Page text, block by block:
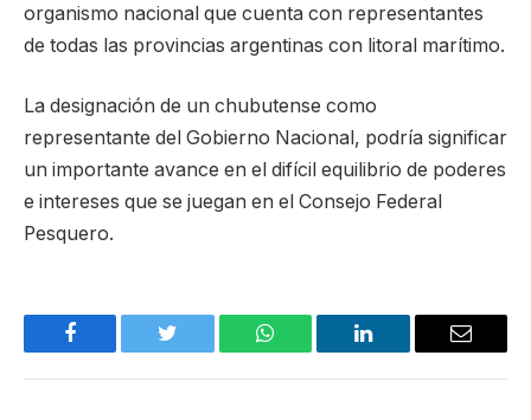
organismo nacional que cuenta con representantes
de todas las provincias argentinas con litoral marítimo.
La designación de un chubutense como
representante del Gobierno Nacional, podría significar
un importante avance en el difícil equilibrio de poderes
e intereses que se juegan en el Consejo Federal
Pesquero.
Facebook Twitter WhatsApp LinkedIn Email